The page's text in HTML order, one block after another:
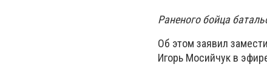
Раненого бойца
Об этом заявил
Игорь Мосийчук в